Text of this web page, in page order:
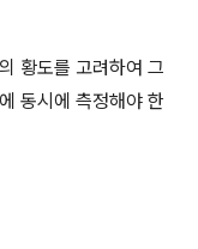
황도를 고려하여 그
동시에 측정해야 한